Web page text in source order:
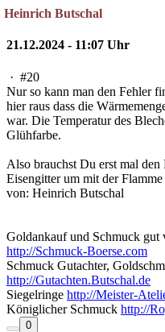
Heinrich Butschal
21.12.2024 - 11:07 Uhr
· #20
Nur so kann man den Fehler
hier raus dass die
war. Die Temperatur des
Glühfarbe.
Also brauchst Du erst mal
Eisengitter um mit der
von: Heinrich Butschal
Goldankauf und Schmuck gut
http://Schmuck-Boerse.com
Schmuck Gutachter,
http://Gutachten.Butschal.de
Siegelringe http://Meister-
Königlicher Schmuck http://
0